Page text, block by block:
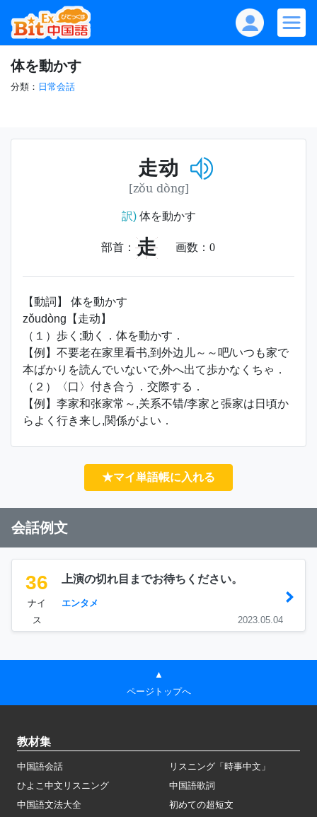
体を動かす
分類： 日常会話
走动
[zǒu dòng]
訳)体を動かす
部首： 走 画数： 0
【動詞】 体を動かす
zǒudòng【走动】
（１）歩く;動く．体を動かす．
【例】不要老在家里看书,到外边儿～～吧/いつも家で
本ばかりを読んでいないで,外へ出て歩かなくちゃ．
（２）〈口〉付き合う．交際する．
【例】李家和张家常～,关系不错/李家と張家は日頃か
らよく行き来し,関係がよい．
★マイ単語帳に入れる
会話例文
36
ナイ
ス
上演の切れ目までお待ちください。
エンタメ
2023.05.04
▲
ページトップへ
教材集
中国語会話
リスニング「時事中文」
ひよこ中文リスニング
中国語歌詞
中国語文法大全
初めての超短文